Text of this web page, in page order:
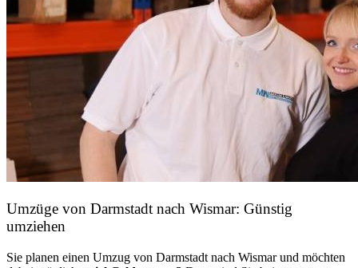
Umzüge von Darmstadt nach Wismar: Günstig
umziehen
Sie planen einen Umzug von Darmstadt nach Wismar und möchten